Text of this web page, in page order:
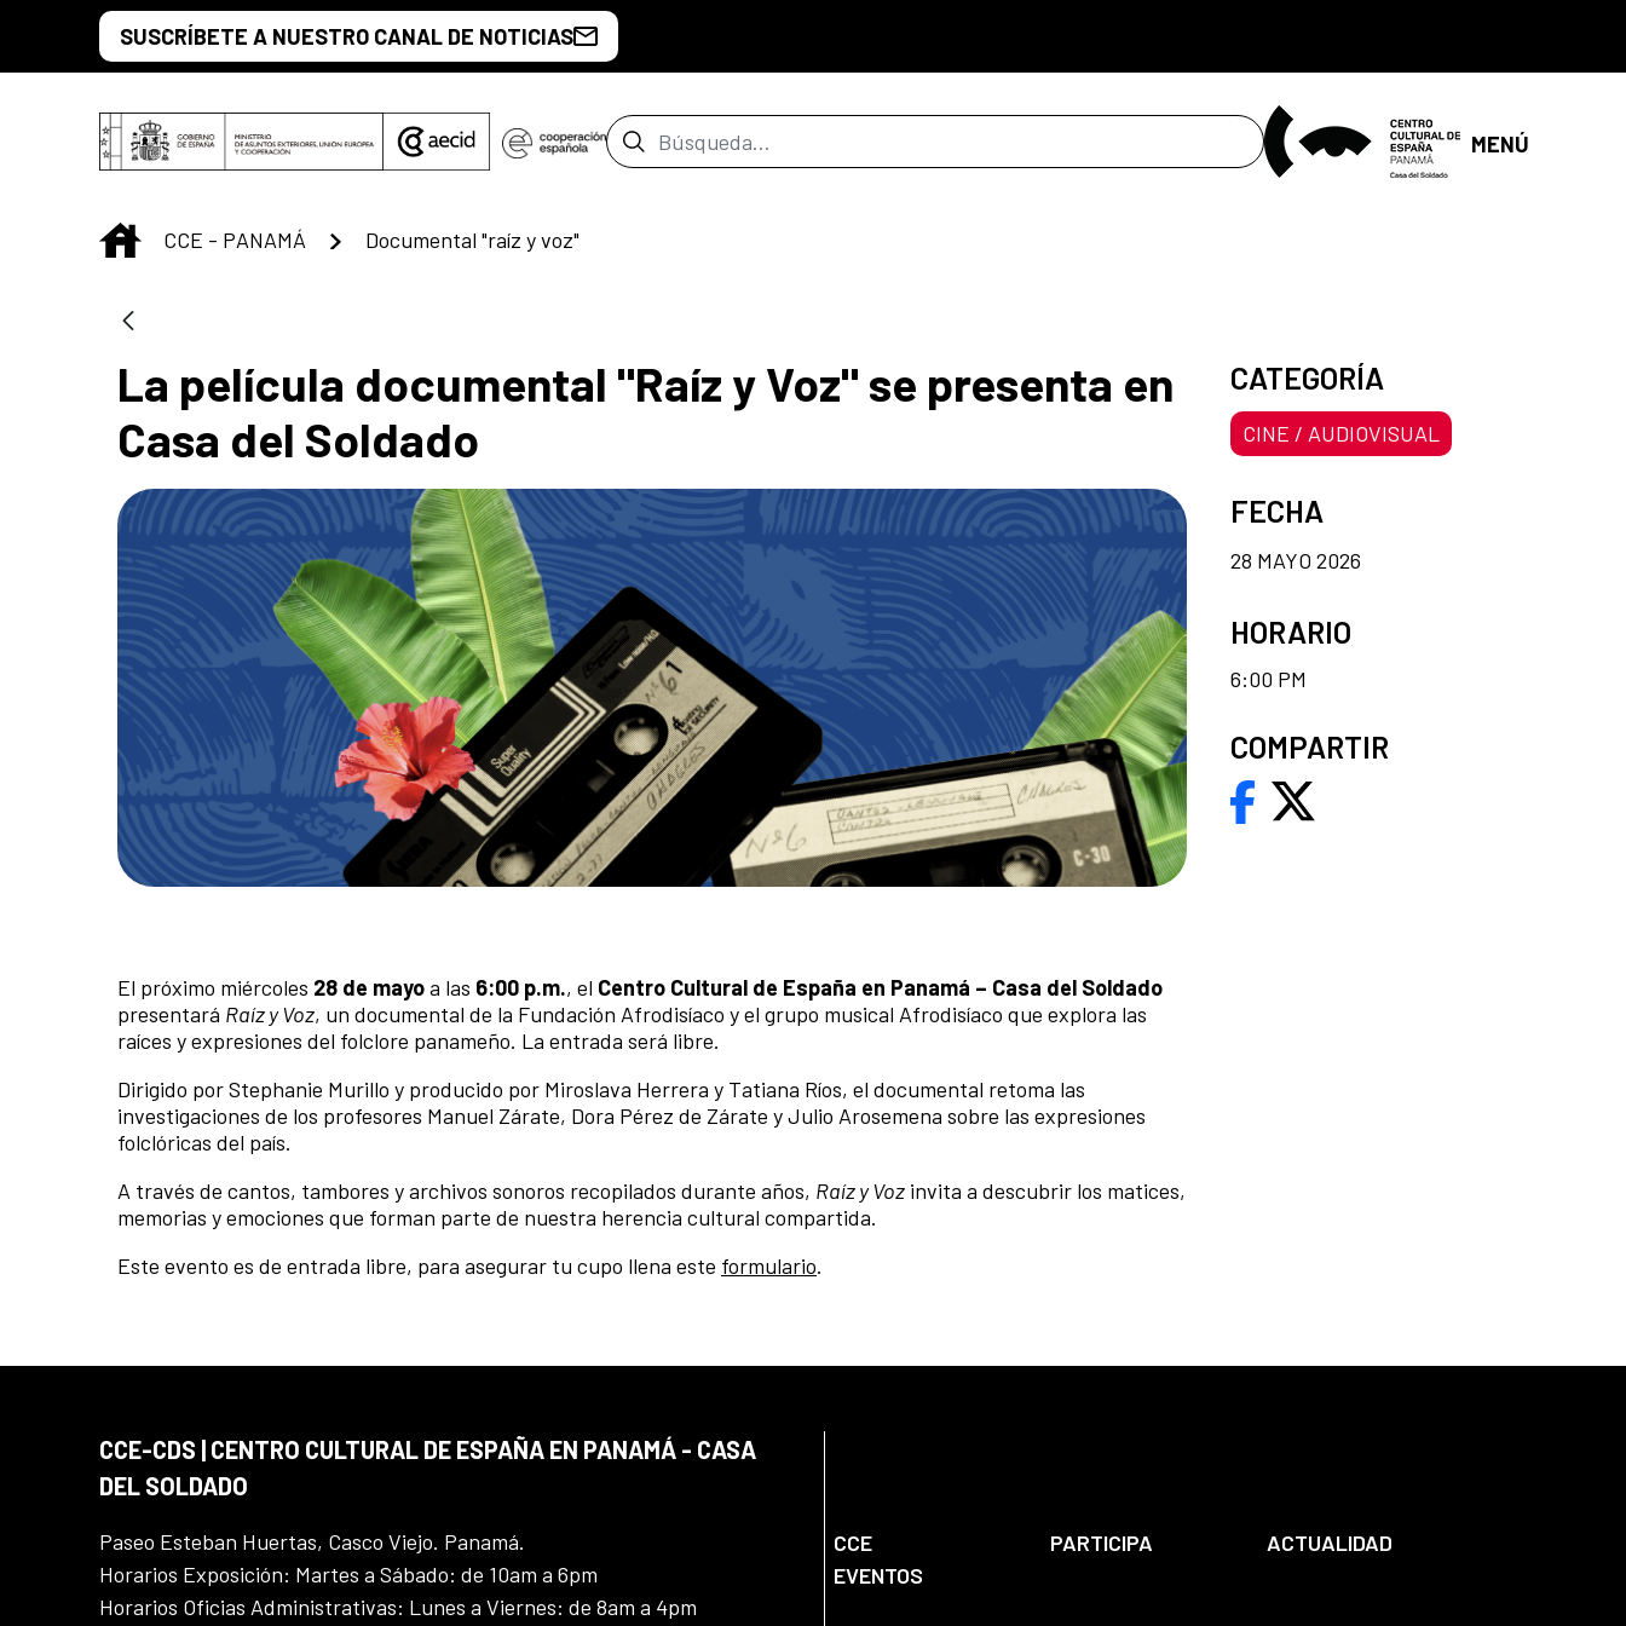
Saltar al contenido principal
SUSCRÍBETE A NUESTRO CANAL DE NOTICIAS
Barra de búsqueda MENÚ
INICIO
CCE - PANAMÁ Documental "raíz y voz"
La película documental "Raíz y Voz" se presenta en
Casa del Soldado
El próximo miércoles 28 de mayoa las 6:00 p.m., el Centro Cultural de España en Panamá – Casa del Soldado
presentará Raíz y Voz, un documental de la Fundación Afrodisíaco y el grupo musical Afrodisíaco que explora las
raíces y expresiones del folclore panameño. La entrada será libre.
Dirigido por Stephanie Murillo y producido por Miroslava Herrera y Tatiana Ríos, el documental retoma las
investigaciones de los profesores Manuel Zárate, Dora Pérez de Zárate y Julio Arosemena sobre las expresiones
folclóricas del país.
A través de cantos, tambores y archivos sonoros recopilados durante años, Raíz y Voz invita a descubrir los matices,
memorias y emociones que forman parte de nuestra herencia cultural compartida.
Este evento es de entrada libre, para asegurar tu cupo llena este formulario.
CATEGORÍA
CINE / AUDIOVISUAL
FECHA
28 MAYO 2026
HORARIO
6:00 PM
COMPARTIR
CCE-CDS | CENTRO CULTURAL DE ESPAÑA EN PANAMÁ - CASA
DEL SOLDADO
Paseo Esteban Huertas, Casco Viejo. Panamá.
Horarios Exposición: Martes a Sábado: de 10am a 6pm
Horarios Oficias Administrativas: Lunes a Viernes: de 8am a 4pm
CCE PARTICIPA
ACTUALIDAD
EVENTOS